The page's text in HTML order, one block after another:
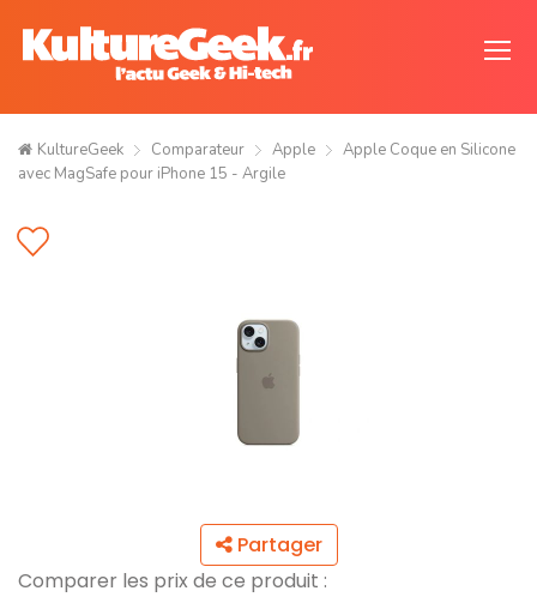
KultureGeek Comparateur Apple
Apple Coque en Silicone
avec MagSafe pour iPhone 15 - Argile ​​​​​​​
Partager
Comparer les prix de ce produit :